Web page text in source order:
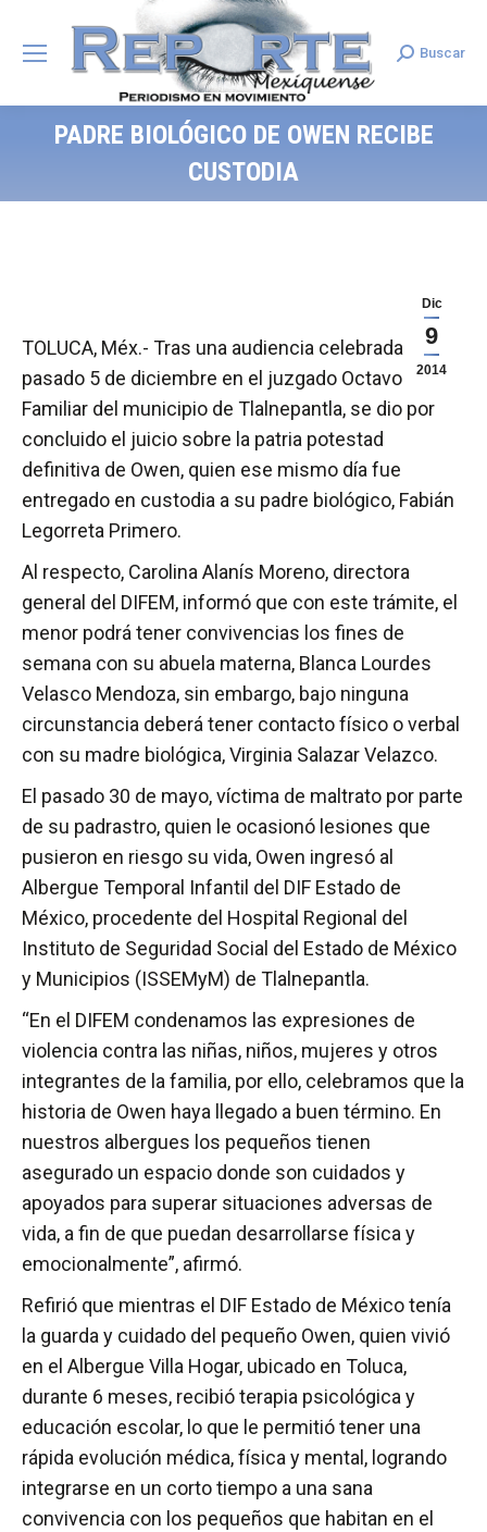
Search:
Buscar
PADRE BIOLÓGICO DE OWEN RECIBE
CUSTODIA
Dic
9
2014
TOLUCA, Méx.- Tras una audiencia celebrada el
pasado 5 de diciembre en el juzgado Octavo
Familiar del municipio de Tlalnepantla, se dio por
concluido el juicio sobre la patria potestad
definitiva de Owen, quien ese mismo día fue
entregado en custodia a su padre biológico, Fabián
Legorreta Primero.
Al respecto, Carolina Alanís Moreno, directora
general del DIFEM, informó que con este trámite, el
menor podrá tener convivencias los fines de
semana con su abuela materna, Blanca Lourdes
Velasco Mendoza, sin embargo, bajo ninguna
circunstancia deberá tener contacto físico o verbal
con su madre biológica, Virginia Salazar Velazco.
El pasado 30 de mayo, víctima de maltrato por parte
de su padrastro, quien le ocasionó lesiones que
pusieron en riesgo su vida, Owen ingresó al
Albergue Temporal Infantil del DIF Estado de
México, procedente del Hospital Regional del
Instituto de Seguridad Social del Estado de México
y Municipios (ISSEMyM) de Tlalnepantla.
“En el DIFEM condenamos las expresiones de
violencia contra las niñas, niños, mujeres y otros
integrantes de la familia, por ello, celebramos que la
historia de Owen haya llegado a buen término. En
nuestros albergues los pequeños tienen
asegurado un espacio donde son cuidados y
apoyados para superar situaciones adversas de
vida, a fin de que puedan desarrollarse física y
emocionalmente”, afirmó.
Refirió que mientras el DIF Estado de México tenía
la guarda y cuidado del pequeño Owen, quien vivió
en el Albergue Villa Hogar, ubicado en Toluca,
durante 6 meses, recibió terapia psicológica y
educación escolar, lo que le permitió tener una
rápida evolución médica, física y mental, logrando
integrarse en un corto tiempo a una sana
convivencia con los pequeños que habitan en el